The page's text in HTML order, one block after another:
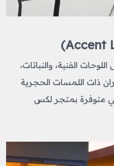
الفنية، والنباتات،
ذات اللمسات الحجرية
متوفرة بمتجر لكس